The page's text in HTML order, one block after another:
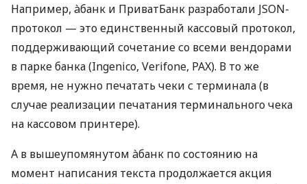
Например, àбанк и ПриватБанк разработали JSON-
протокол — это единственный кассовый протокол,
поддерживающий сочетание со всеми вендорами
в парке банка (Ingenico, Verifone, PAX). В то же
время, не нужно печатать чеки с терминала (в
случае реализации печатания терминального чека
на кассовом принтере).
А в вышеупомянутом àбанк по состоянию на
момент написания текста продолжается акция